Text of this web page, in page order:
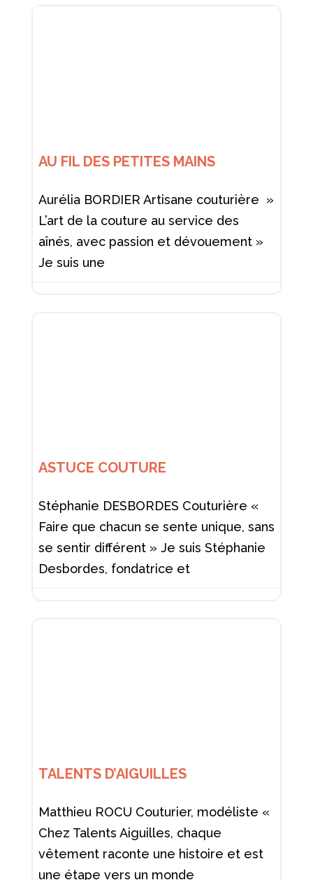
AU FIL DES PETITES MAINS
Aurélia BORDIER Artisane couturière »
L’art de la couture au service des
aînés, avec passion et dévouement »
Je suis une
ASTUCE COUTURE
Stéphanie DESBORDES Couturière «
Faire que chacun se sente unique, sans
se sentir différent » Je suis Stéphanie
Desbordes, fondatrice et
TALENTS D’AIGUILLES
Matthieu ROCU Couturier, modéliste «
Chez Talents Aiguilles, chaque
vêtement raconte une histoire et est
une étape vers un monde